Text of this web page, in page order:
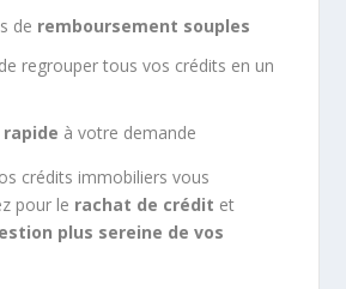
de remboursement souples
regrouper tous vos crédits en un
à votre demande
crédits immobiliers vous
pour le rachat de crédit et
plus sereine de vos